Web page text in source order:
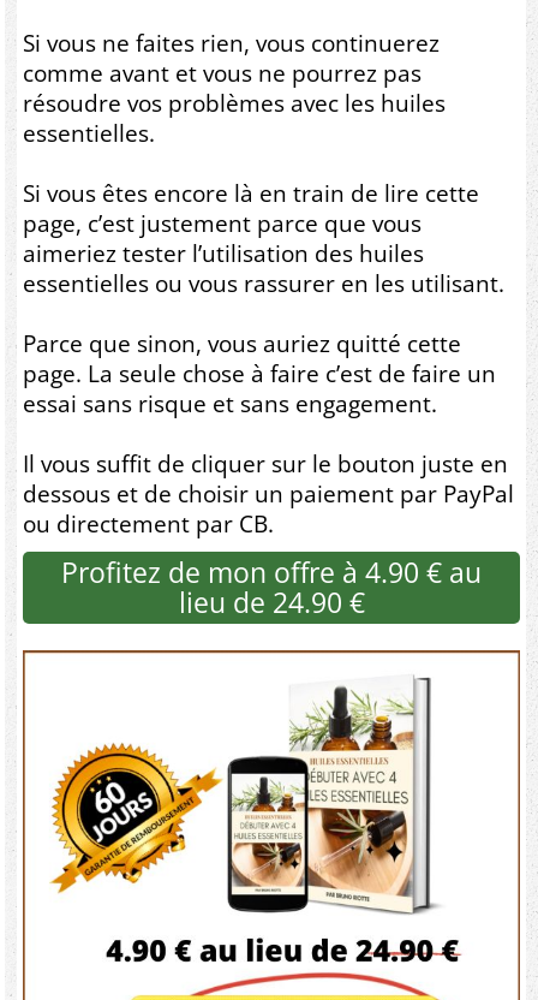
Si vous ne faites rien, vous continuerez
comme avant et vous ne pourrez pas
résoudre vos problèmes avec les huiles
essentielles.
Si vous êtes encore là en train de lire cette
page, c’est justement parce que vous
aimeriez tester l’utilisation des huiles
essentielles ou vous rassurer en les utilisant.
Parce que sinon, vous auriez quitté cette
page. La seule chose à faire c’est de faire un
essai sans risque et sans engagement.
Il vous suffit de cliquer sur le bouton juste en
dessous et de choisir un paiement par PayPal
ou directement par CB.
Profitez de mon offre à 4.90 € au
lieu de 24.90 €